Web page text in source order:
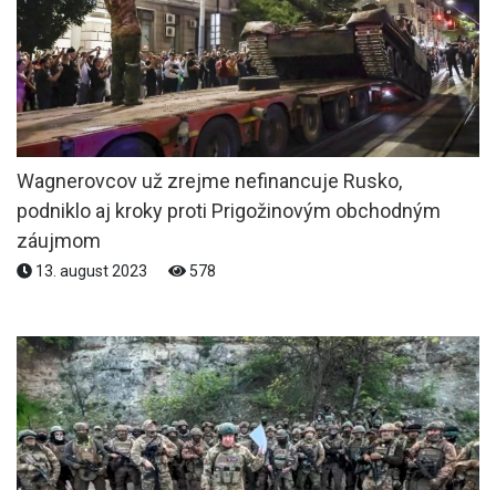
Wagnerovcov už zrejme nefinancuje Rusko,
podniklo aj kroky proti Prigožinovým obchodným
záujmom
13. august 2023 578